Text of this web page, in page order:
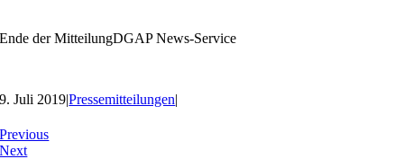
Ende der MitteilungDGAP News-Service
9. Juli 2019|Pressemitteilungen|
Previous
Next